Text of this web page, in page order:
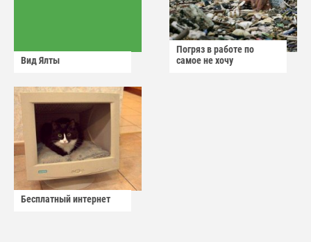
Вид Ялты
Погряз в работе по
самое не хочу
Бесплатный интернет